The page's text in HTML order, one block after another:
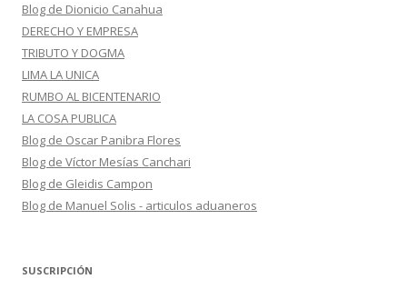
Blog de Dionicio Canahua
DERECHO Y EMPRESA
TRIBUTO Y DOGMA
LIMA LA UNICA
RUMBO AL BICENTENARIO
LA COSA PUBLICA
Blog de Oscar Panibra Flores
Blog de Víctor Mesías Canchari
Blog de Gleidis Campon
Blog de Manuel Solis - articulos aduaneros
SUSCRIPCIÓN